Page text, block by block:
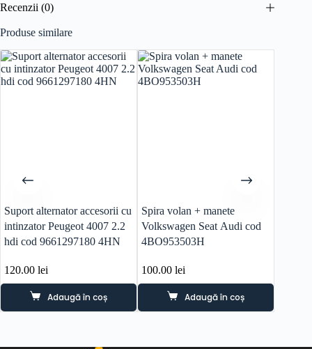
Recenzii (0)
Produse similare
Suport alternator accesorii cu
intinzator Peugeot 4007 2.2
hdi cod 9661297180 4HN
120.00 lei
Adaugă în coș
Spira volan + manete
Volkswagen Seat Audi cod
4BO953503H
100.00lei
Adaugă în coș